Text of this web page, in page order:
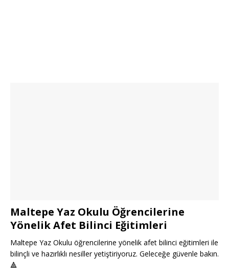
Maltepe Yaz Okulu Öğrencilerine
Yönelik Afet Bilinci Eğitimleri
Maltepe Yaz Okulu öğrencilerine yönelik afet bilinci eğitimleri ile
bilinçli ve hazırlıklı nesiller yetiştiriyoruz. Geleceğe güvenle bakın.
🔺